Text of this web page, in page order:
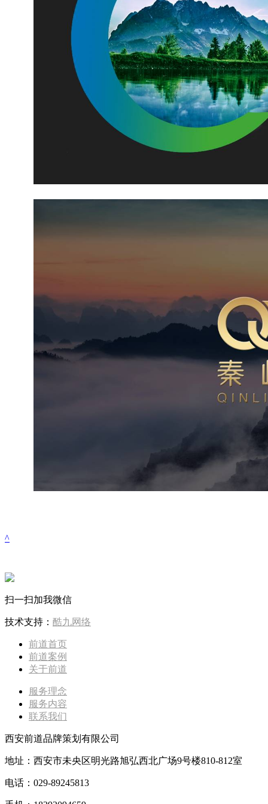
^
扫一扫加我微信
技术支持： 酷九网络
前道首页
前道案例
关于前道
服务理念
服务内容
联系我们
西安前道品牌策划有限公司
地址：西安市未央区明光路旭弘西北广场9号楼810-812室
电话：029-89245813